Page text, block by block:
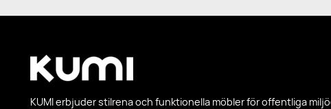
KUMI erbjuder stilrena och funktionella möbler för offentliga